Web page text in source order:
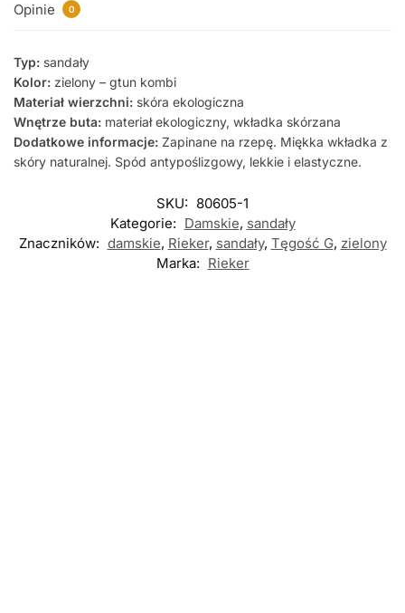
Opinie 0
Typ: sandały
Kolor: zielony – gtun kombi
Materiał wierzchni: skóra ekologiczna
Wnętrze buta: materiał ekologiczny, wkładka skórzana
Dodatkowe informacje: Zapinane na rzepę. Miękka wkładka z
skóry naturalnej. Spód antypoślizgowy, lekkie i elastyczne.
SKU: 80605-1
Kategorie: Damskie, sandały
Znaczników: damskie, Rieker, sandały, Tęgość G, zielony
Marka: Rieker